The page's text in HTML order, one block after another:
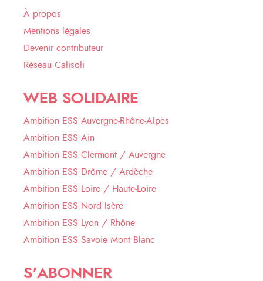
À propos
Mentions légales
Devenir contributeur
Réseau Calisoli
WEB SOLIDAIRE
Ambition ESS Auvergne-Rhône-Alpes
Ambition ESS Ain
Ambition ESS Clermont / Auvergne
Ambition ESS Drôme / Ardèche
Ambition ESS Loire / Haute-Loire
Ambition ESS Nord Isère
Ambition ESS Lyon / Rhône
Ambition ESS Savoie Mont Blanc
S'ABONNER